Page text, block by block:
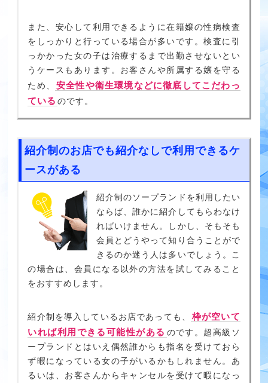
また、安心して利用できるように在籍嬢の性病検査
をしっかりと行っている場合が多いです。検査に引
っかかった女の子は治療するまで出勤させないとい
うケースもあります。お客さんや所属する嬢を守る
ため、
安全性や衛生環境などに徹底してこだわっ
ている のです。
紹介制のお店でも紹介なしで利用できるケ
ースがある
紹介制のソープランドを利用したい
ならば、誰かに紹介してもらわなけ
ればいけません。しかし、そもそも
会員とどうやって知り合うことがで
きるのか迷う人は多いでしょう。こ
の場合は、会員になる以外の方法を試してみること
をおすすめします。
紹介制を導入しているお店であっても、
枠が空いて
いれば利用できる可能性がある のです。超高級ソ
ープランドとはいえ偶然誰からも指名を受けておら
ず暇になっている女の子がいるかもしれません。あ
るいは、お客さんからキャンセルを受けて暇になっ